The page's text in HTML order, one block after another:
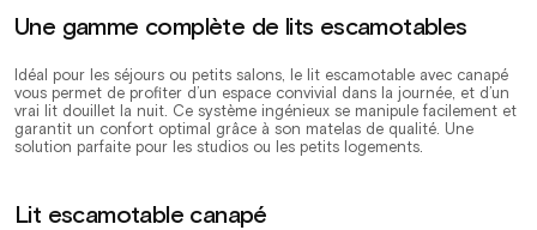
Une gamme complète de lits escamotables
Idéal pour les séjours ou petits salons, le lit escamotable avec canapé
vous permet de profiter d’un espace convivial dans la journée, et d’un
vrai lit douillet la nuit. Ce système ingénieux se manipule facilement et
garantit un confort optimal grâce à son matelas de qualité. Une
solution parfaite pour les studios ou les petits logements.
Lit escamotable canapé